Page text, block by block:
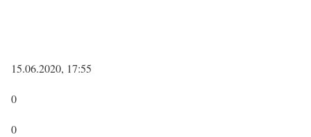
15.06.2020, 17:55
0
0